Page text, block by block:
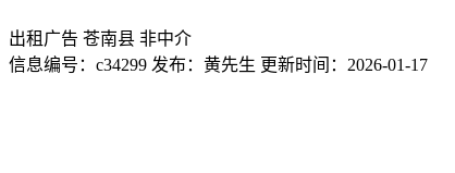
出租广告 苍南县 非中介
信息编号： c34299 发布：黄先生 更新时间：2026-01-17